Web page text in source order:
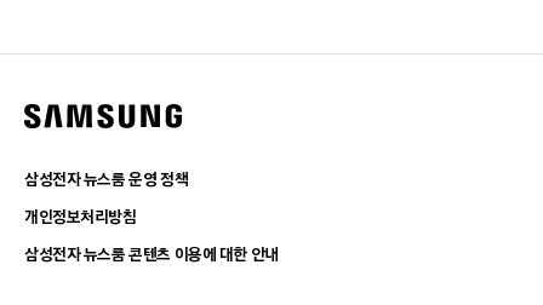
삼성전자 뉴스룸 운영 정책
개인정보처리방침
삼성전자 뉴스룸 콘텐츠 이용에 대한 안내